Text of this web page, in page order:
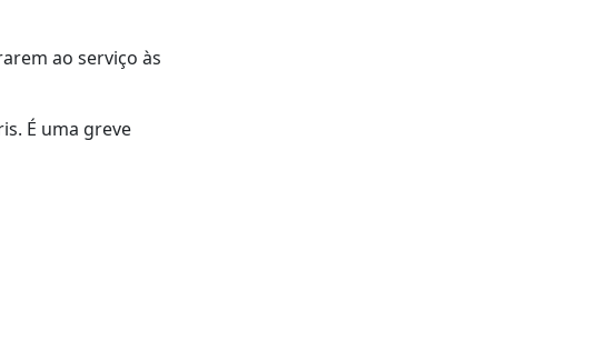
ao serviço às
É uma greve